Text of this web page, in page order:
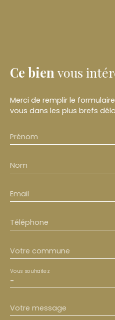
Ce bien vous
Merci de remplir le
vous dans les plus brefs
Prénom
Nom
Email
Téléphone
Votre commune
-
Vous souhaitez
Votre message